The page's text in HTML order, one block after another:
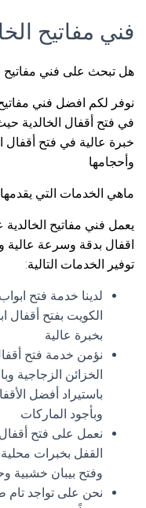
فني مفاتيح
هل تبحث على فني مفاتيح
نوفر لكم افضل فني
في فتح أقفال الخالدية
خبرة عالية في فتح أقفال
وأحجامها
ماهي الخدمات التي
يعمل فني مفاتيح
اقفال بدقة وسرعة
توفير الخدمات التالية:
لدينا خدمة فتح
الكويت بفتح أقفال
بخبرة عالية
نؤمن خدمة فتح
الخزائن الزجاجية
باستيراد أفضل
وبأجود الماركات
نعمل على فتح
القفل بخبرات محلية
وفتح بيبان خشبية